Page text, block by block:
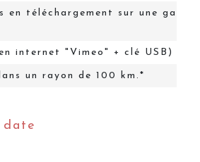
en téléchargement sur une
internet "Vimeo" + clé USB)
un rayon de 100 km.*
date